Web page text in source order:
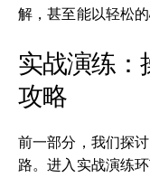
解，甚至能以轻松
实战演练：
攻略
前一部分，我们探
路。进入实战演练